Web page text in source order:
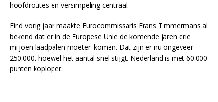
hoofdroutes en versimpeling centraal.
Eind vorig jaar maakte Eurocommissaris Frans Timmermans al
bekend dat er in de Europese Unie de komende jaren drie
miljoen laadpalen moeten komen. Dat zijn er nu ongeveer
250.000, hoewel het aantal snel stijgt. Nederland is met 60.000
punten koploper.